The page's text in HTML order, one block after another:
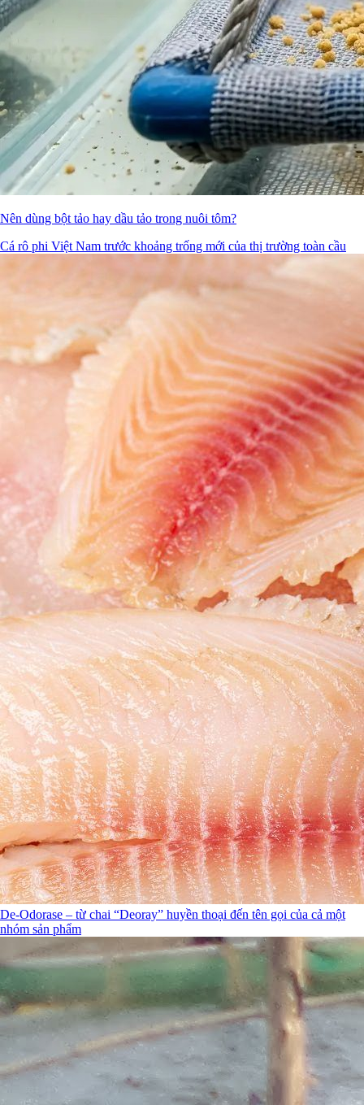
Nên dùng bột tảo hay dầu tảo trong nuôi tôm?
Cá rô phi Việt Nam trước khoảng trống mới của thị trường toàn cầu
De-Odorase – từ chai “Deoray” huyền thoại đến tên gọi của cả một
nhóm sản phẩm